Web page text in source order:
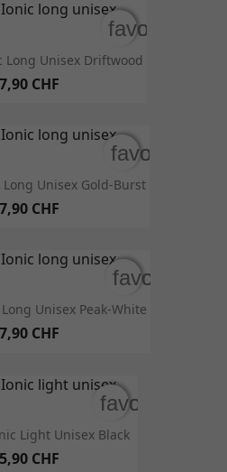
Long Unisex Driftwood
CHF
Unisex Gold-Burst
CHF
Unisex Peak-White
CHF
Light Unisex Black
CHF